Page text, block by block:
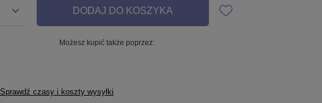
DODAJ DO KOSZYKA
Możesz kupić także poprzez:
Sprawdź czasy i koszty wysyłki